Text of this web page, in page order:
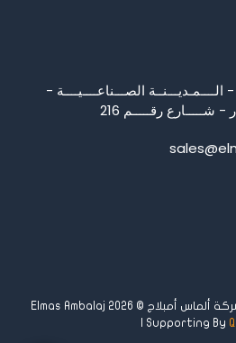
الصـــناعــــيــــة -
- شـــــارع رقـــــم 216
جميع الحقوق محفوظة لشركة ألماس أمبلاج © Elmas Ambalaj 2026
| Supporting By